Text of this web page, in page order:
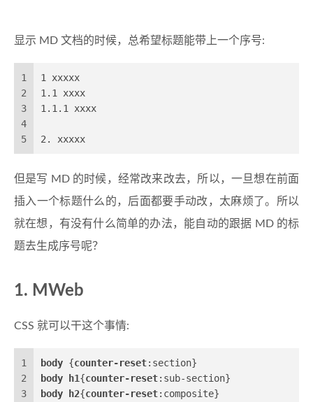
显示 MD 文档的时候，总希望标题能带上一个序号:
1
2
3
4
5
1 xxxxx
1.1 xxxx
1.1.1 xxxx
2. xxxxx
但是写 MD 的时候，经常改来改去，所以，一旦想在前面
插入一个标题什么的，后面都要手动改，太麻烦了。所以
就在想，有没有什么简单的办法，能自动的跟据 MD 的标
题去生成序号呢？
1. MWeb
CSS 就可以干这个事情:
1
2
3
body {counter-reset:section}
body
h1{counter-reset:sub-section}
body
h2{counter-reset:composite}